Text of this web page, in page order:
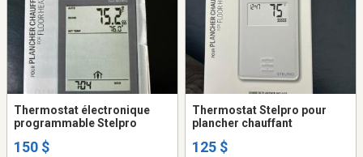
Thermostat électronique
programmable Stelpro
150 $
Thermostat Stelpro pour
plancher chauffant
125 $